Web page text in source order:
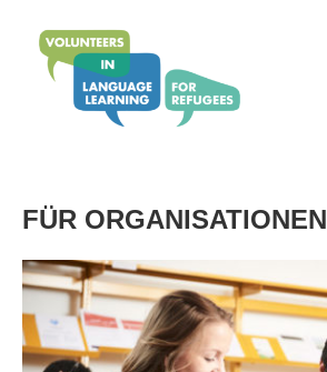
FÜR ORGANISATIONEN